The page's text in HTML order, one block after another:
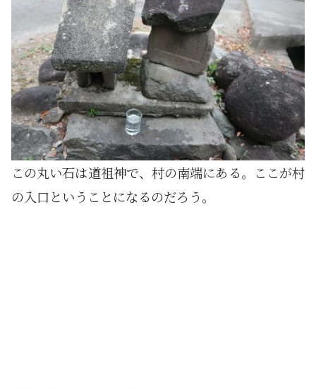
この丸い石は道祖神で、村の南端にある。ここが村
の入口ということになるのだろう。